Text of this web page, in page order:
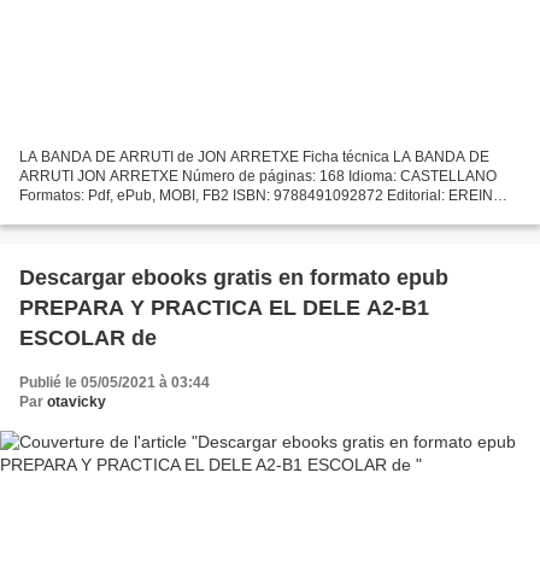
LA BANDA DE ARRUTI de JON ARRETXE Ficha técnica LA BANDA DE
ARRUTI JON ARRETXE Número de páginas: 168 Idioma: CASTELLANO
Formatos: Pdf, ePub, MOBI, FB2 ISBN: 9788491092872 Editorial: EREIN
Descargar ebooks gratis en formato epub
PREPARA Y PRACTICA EL DELE A2-B1
ESCOLAR de
Publié le 05/05/2021 à 03:44
Par otavicky